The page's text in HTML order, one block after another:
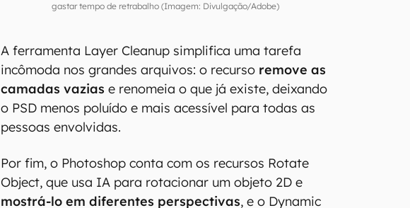
gastar tempo de retrabalho (Imagem: Divulgação/Adobe)
A ferramenta Layer Cleanup simplifica uma tarefa
incômoda nos grandes arquivos: o recurso remove as
camadas vazias e renomeia o que já existe, deixando
o PSD menos poluído e mais acessível para todas as
pessoas envolvidas.
Por fim, o Photoshop conta com os recursos Rotate
Object, que usa IA para rotacionar um objeto 2D e
mostrá-lo em diferentes perspectivas, e o Dynamic